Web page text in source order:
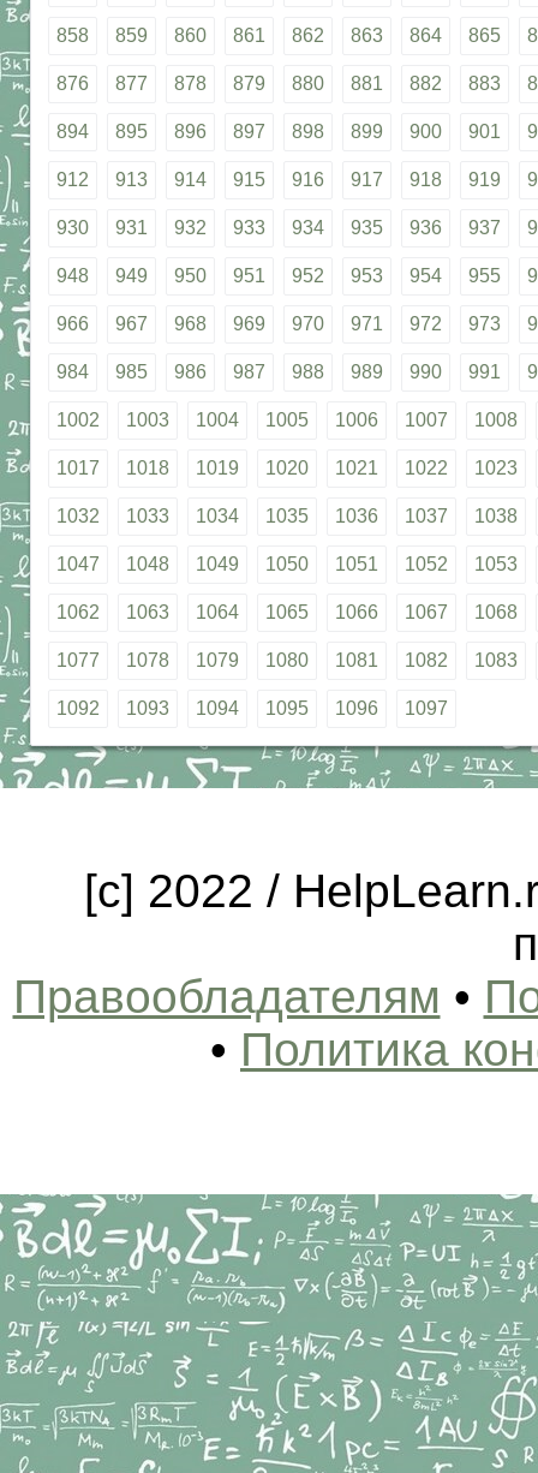
858 859 860 861 862 863 864 865
876 877 878 879 880 881 882 883
894 895 896 897 898 899 900 901
912 913 914 915 916 917 918 919
930 931 932 933 934 935 936 937
948 949 950 951 952 953 954 955
966 967 968 969 970 971 972 973
984 985 986 987 988 989 990 991
1002 1003 1004 1005 1006 1007 1008
1017 1018 1019 1020 1021 1022 1023
1032 1033 1034 1035 1036 1037 1038
1047 1048 1049 1050 1051 1052 1053
1062 1063 1064 1065 1066 1067 1068
1077 1078 1079 1080 1081 1082 1083
1092 1093 1094 1095 1096 1097
[c] 2022 /
Правообладателям •
• Политика